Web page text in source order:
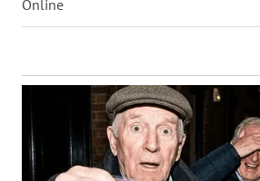
Online
WN
WN